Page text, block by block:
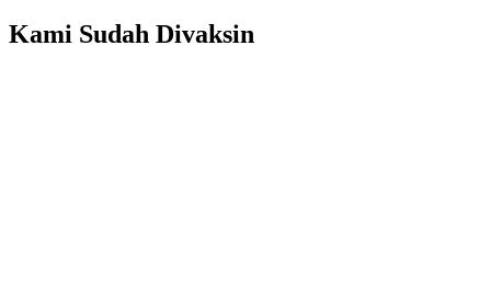
Kami Sudah Divaksin